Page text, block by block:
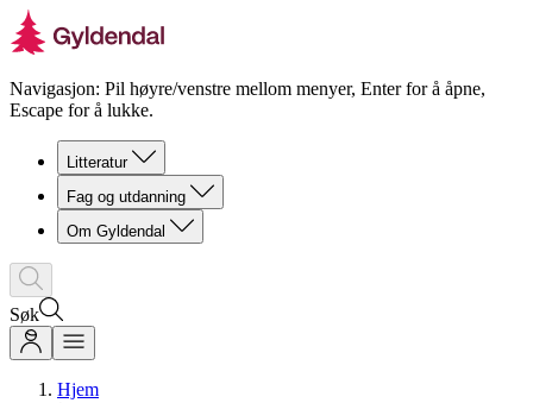
Navigasjon: Pil høyre/venstre mellom menyer, Enter for å åpne,
Escape for å lukke.
Litteratur
Fag og utdanning
Om Gyldendal
Søk
Hjem